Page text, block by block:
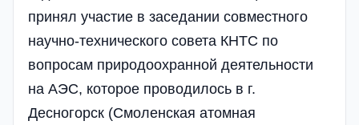
принял участие в заседании совместного
научно-технического совета КНТС по
вопросам природоохранной деятельности
на АЭС, которое проводилось в г.
Десногорск (Смоленская атомная